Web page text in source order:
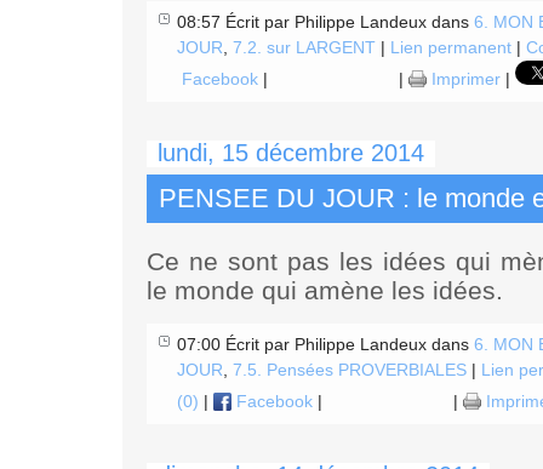
08:57 Écrit par Philippe Landeux dans 6. MON
JOUR, 7.2. sur LARGENT| Lien permanent|
Facebook| | Imprimer|
lundi, 15 décembre 2014
PENSEE DU JOUR : le monde
Ce ne sont pas les idées qui
le monde qui amène les idées.
07:00 Écrit par Philippe Landeux dans 6. MON
JOUR, 7.5. Pensées PROVERBIALES| Lien
(0) | Facebook| |